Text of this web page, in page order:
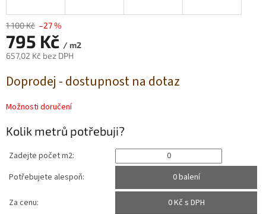
1 100 Kč –27 %
795 Kč / m2
657,02 Kč bez DPH
cena:
Doprodej - dostupnost na dotaz
Možnosti doručení
Kolik metrů potřebuji?
Zadejte počet m2:
Potřebujete alespoň:
0 balení
Za cenu: 0Kč s DPH